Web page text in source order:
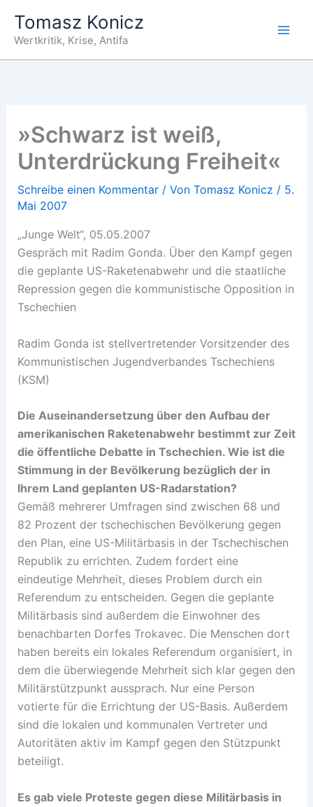
Inhalt
springen
Tomasz Konicz
Wertkritik, Krise, Antifa
»Schwarz ist weiß,
Unterdrückung Freiheit«
Schreibe einen Kommentar / Von Tomasz Konicz / 5.
Mai 2007
„Junge Welt“, 05.05.2007
Gespräch mit Radim Gonda. Über den Kampf gegen
die geplante US-Raketenabwehr und die staatliche
Repression gegen die kommunistische Opposition in
Tschechien
Radim Gonda ist stellvertretender Vorsitzender des
Kommunistischen Jugendverbandes Tschechiens
(KSM)
Die Auseinandersetzung über den Aufbau der
amerikanischen Raketenabwehr bestimmt zur Zeit
die öffentliche Debatte in Tschechien. Wie ist die
Stimmung in der Bevölkerung bezüglich der in
Ihrem Land geplanten US-Radarstation?
Gemäß mehrerer Umfragen sind zwischen 68 und
82 Prozent der tschechischen Bevölkerung gegen
den Plan, eine US-Militärbasis in der Tschechischen
Republik zu errichten. Zudem fordert eine
eindeutige Mehrheit, dieses Problem durch ein
Referendum zu entscheiden. Gegen die geplante
Militärbasis sind außerdem die Einwohner des
benachbarten Dorfes Trokavec. Die Menschen dort
haben bereits ein lokales Referendum organisiert, in
dem die überwiegende Mehrheit sich klar gegen den
Militärstützpunkt aussprach. Nur eine Person
votierte für die Errichtung der US-Basis. Außerdem
sind die lokalen und kommunalen Vertreter und
Autoritäten aktiv im Kampf gegen den Stützpunkt
beteiligt.
Es gab viele Proteste gegen diese Militärbasis in